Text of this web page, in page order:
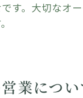
す。大切なオ
業につい